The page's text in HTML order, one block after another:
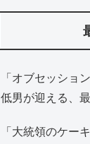
「オブセッショ
低男が迎える、
「大統領のケー